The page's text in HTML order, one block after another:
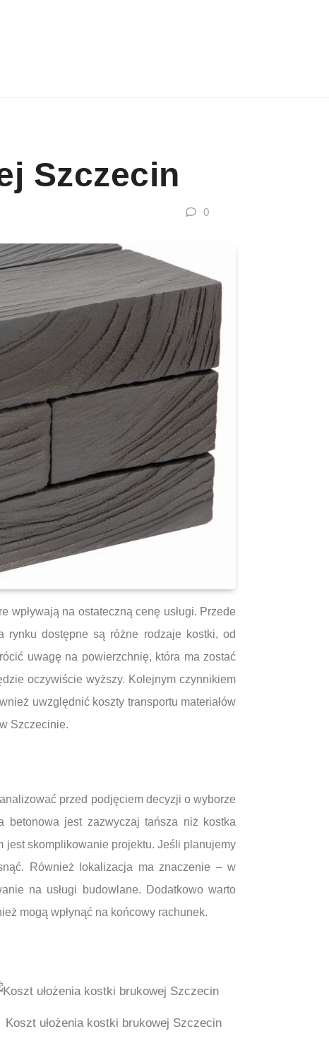
Szczecin
0
na ostateczną cenę usługi. Przede
rynku dostępne są różne rodzaje kostki, od
uwagę na powierzchnię, która ma zostać
oczywiście wyższy. Kolejnym czynnikiem
uwzględnić koszty transportu materiałów
Szczecinie.
przed podjęciem decyzji o wyborze
betonowa jest zazwyczaj tańsza niż kostka
jest skomplikowanie projektu. Jeśli planujemy
Również lokalizacja ma znaczenie – w
na usługi budowlane. Dodatkowo warto
mogą wpłynąć na końcowy rachunek.
Koszt ułożenia kostki brukowej Szczecin